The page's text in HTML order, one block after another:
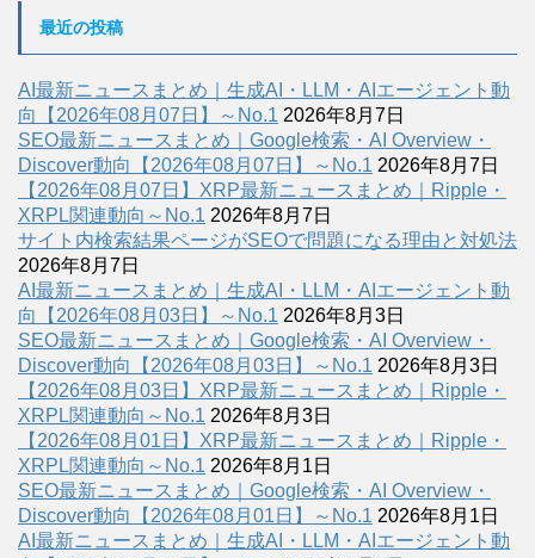
最近の投稿
AI最新ニュースまとめ｜生成AI・LLM・AIエージェント動
向【2026年08月07日】～No.1 2026年8月7日
SEO最新ニュースまとめ｜Google検索・AI Overview・
Discover動向【2026年08月07日】～No.1 2026年8月7日
【2026年08月07日】XRP最新ニュースまとめ｜Ripple・
XRPL関連動向～No.1 2026年8月7日
サイト内検索結果ページがSEOで問題になる理由と対処法
2026年8月7日
AI最新ニュースまとめ｜生成AI・LLM・AIエージェント動
向【2026年08月03日】～No.1 2026年8月3日
SEO最新ニュースまとめ｜Google検索・AI Overview・
Discover動向【2026年08月03日】～No.1 2026年8月3日
【2026年08月03日】XRP最新ニュースまとめ｜Ripple・
XRPL関連動向～No.1 2026年8月3日
【2026年08月01日】XRP最新ニュースまとめ｜Ripple・
XRPL関連動向～No.1 2026年8月1日
SEO最新ニュースまとめ｜Google検索・AI Overview・
Discover動向【2026年08月01日】～No.1 2026年8月1日
AI最新ニュースまとめ｜生成AI・LLM・AIエージェント動